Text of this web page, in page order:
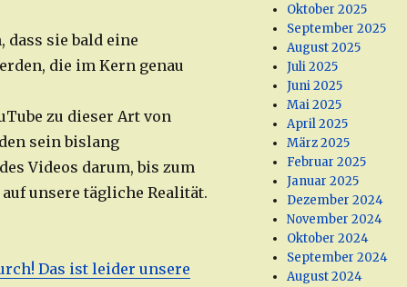
dass sie bald eine
die im Kern genau
zu dieser Art von
sein bislang
Videos darum, bis zum
unsere tägliche Realität.
Das ist leider unsere
Oktober 2025
September 2025
August 2025
Juli 2025
Juni 2025
Mai 2025
April 2025
März 2025
Februar 2025
Januar 2025
Dezember 2024
November 2024
Oktober 2024
September 2024
August 2024